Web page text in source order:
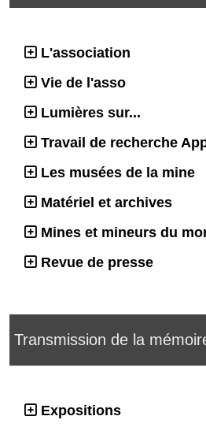
L'association
Vie de l'asso
Lumières sur...
Travail de recherche
Les musées de la mine
Matériel et archives
Mines et mineurs du
Revue de presse
Transmission de la
Expositions